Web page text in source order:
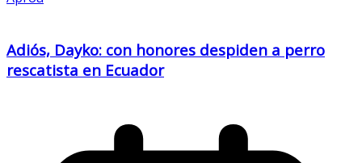
Adiós, Dayko: con honores despiden a perro
rescatista en Ecuador